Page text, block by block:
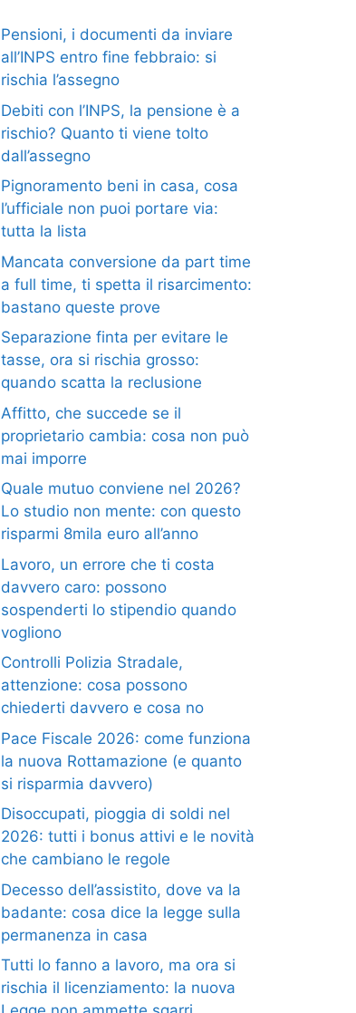
Pensioni, i documenti da inviare
all’INPS entro fine febbraio: si
rischia l’assegno
Debiti con l’INPS, la pensione è a
rischio? Quanto ti viene tolto
dall’assegno
Pignoramento beni in casa, cosa
l’ufficiale non puoi portare via:
tutta la lista
Mancata conversione da part time
a full time, ti spetta il risarcimento:
bastano queste prove
Separazione finta per evitare le
tasse, ora si rischia grosso:
quando scatta la reclusione
Affitto, che succede se il
proprietario cambia: cosa non può
mai imporre
Quale mutuo conviene nel 2026?
Lo studio non mente: con questo
risparmi 8mila euro all’anno
Lavoro, un errore che ti costa
davvero caro: possono
sospenderti lo stipendio quando
vogliono
Controlli Polizia Stradale,
attenzione: cosa possono
chiederti davvero e cosa no
Pace Fiscale 2026: come funziona
la nuova Rottamazione (e quanto
si risparmia davvero)
Disoccupati, pioggia di soldi nel
2026: tutti i bonus attivi e le novità
che cambiano le regole
Decesso dell’assistito, dove va la
badante: cosa dice la legge sulla
permanenza in casa
Tutti lo fanno a lavoro, ma ora si
rischia il licenziamento: la nuova